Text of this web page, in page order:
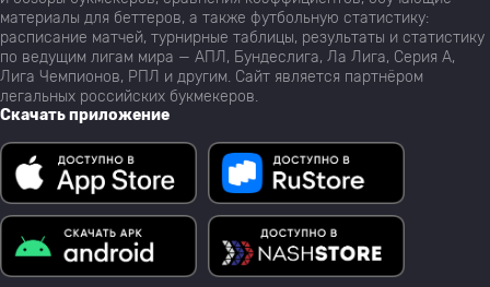
материалы для беттеров, а также футбольную статистику:
расписание матчей, турнирные таблицы, результаты и статистику
по ведущим лигам мира — АПЛ, Бундеслига, Ла Лига, Серия А,
Лига Чемпионов, РПЛ и другим. Сайт является партнёром
легальных российских букмекеров.
Скачать приложение